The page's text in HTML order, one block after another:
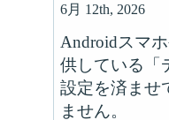
6月 12th, 2026
Androidスマ
供している「
設定を済ませ
ません。